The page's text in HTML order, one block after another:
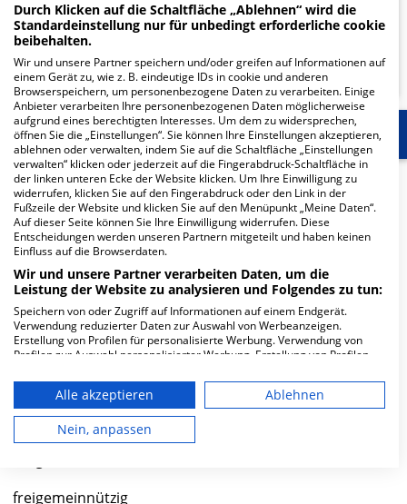
KLINIKEN FINDEN
Start Für die Klinik Weitere Fachabteilungen
Herzlich Willkommen
Lungenklinik Neustadt GmbH in der Badestraße 23 ist
ein kleines Krankenhaus in Harztor/ OT Neustadt. Mit
einer Kapazität von 65 Betten werden in den
spezialisierten Fachabteilungen pro Jahr etwa 1.531
medizinische Fälle behandelt und therapiert.
Weiterlesen
Besuchszeiten
0 bis 23 Uhr
freigemeinnützig
Durch Klicken auf die Schaltfläche „Ablehnen“ wird die
Standardeinstellung nur für unbedingt erforderliche cookie
beibehalten.
Wir und unsere Partner speichern und/oder greifen auf Informationen auf
einem Gerät zu, wie z. B. eindeutige IDs in cookie und anderen
Browserspeichern, um personenbezogene Daten zu verarbeiten. Einige
Anbieter verarbeiten Ihre personenbezogenen Daten möglicherweise
aufgrund eines berechtigten Interesses. Um dem zu widersprechen,
öffnen Sie die „Einstellungen“. Sie können Ihre Einstellungen akzeptieren,
ablehnen oder verwalten, indem Sie auf die Schaltfläche „Einstellungen
verwalten“ klicken oder jederzeit auf die Fingerabdruck-Schaltfläche in
der linken unteren Ecke der Website klicken. Um Ihre Einwilligung zu
widerrufen, klicken Sie auf den Fingerabdruck oder den Link in der
Fußzeile der Website und klicken Sie auf den Menüpunkt „Meine Daten“.
Auf dieser Seite können Sie Ihre Einwilligung widerrufen. Diese
Entscheidungen werden unseren Partnern mitgeteilt und haben keinen
Einfluss auf die Browserdaten.
Wir und unsere Partner verarbeiten Daten, um die
Leistung der Website zu analysieren und Folgendes zu tun:
Speichern von oder Zugriff auf Informationen auf einem Endgerät.
Verwendung reduzierter Daten zur Auswahl von Werbeanzeigen.
Erstellung von Profilen für personalisierte Werbung. Verwendung von
Profilen zur Auswahl personalisierter Werbung. Erstellung von Profilen
personalisierter Inhalte. Messung der Werbeleistung. Messung der
Performance von Inhalten. Analyse von Zielgruppen durch Statistiken
oder Kombinationen von Daten aus verschiedenen Quellen. Entwicklung
und Verbesserung der Angebote. Verwendung reduzierter Daten zur
Auswahl von Inhalten.
die USA gesendet werden.
Ihre Einwilligung und die cookie Richtlinie gelten ausschließlich für diese
Alle akzeptieren
Ablehnen
Nein, anpassen